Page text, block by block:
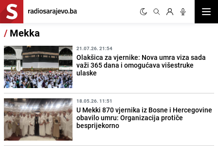
/ Mekka
21.07.26. 21:54
Olakšica za vjernike: Nova umra viza sada
važi 365 dana i omogućava višestruke
ulaske
18.05.26. 11:51
U Mekki 870 vjernika iz Bosne i Hercegovine
obavilo umru: Organizacija protiče
besprijekorno